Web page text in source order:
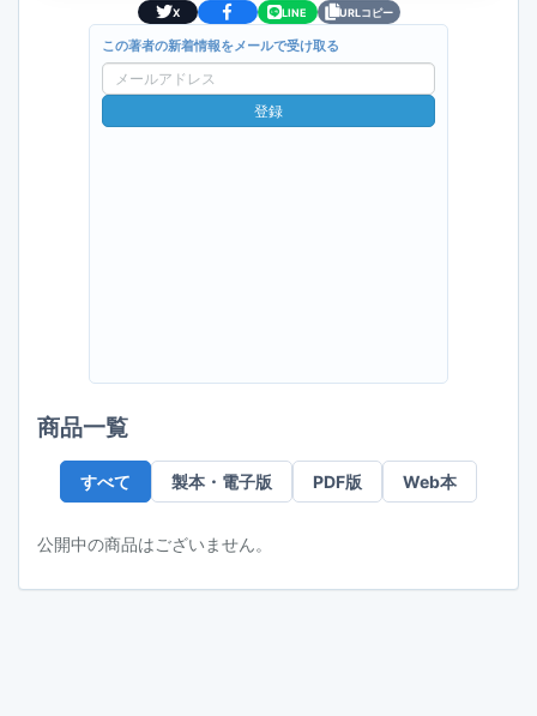
X LINE URLコピー
この著者の新着情報をメールで受け取る
ー
ル
登録
商品一覧
すべて 製本・電子版 PDF版 Web本
公開中の商品はございません。